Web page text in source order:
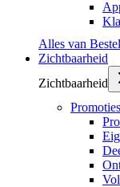
Alles van
Zichtbaarheid
Zichtbaarheid
Promoties